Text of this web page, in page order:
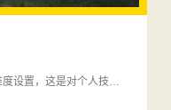
首创穿过战马直升机与UTV箭靶的高难度设置，这是对个人技艺的极限考验